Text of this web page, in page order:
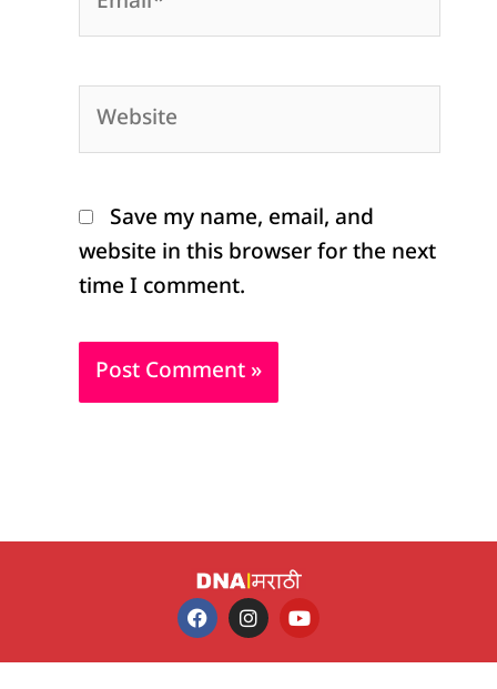
Website
Save my name, email, and
website in this browser for the next
time I comment.
F
a
c
e
I
n
s
t
Y
o
u
t